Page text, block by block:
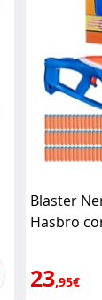
Blaster
Hasbro
23,95€